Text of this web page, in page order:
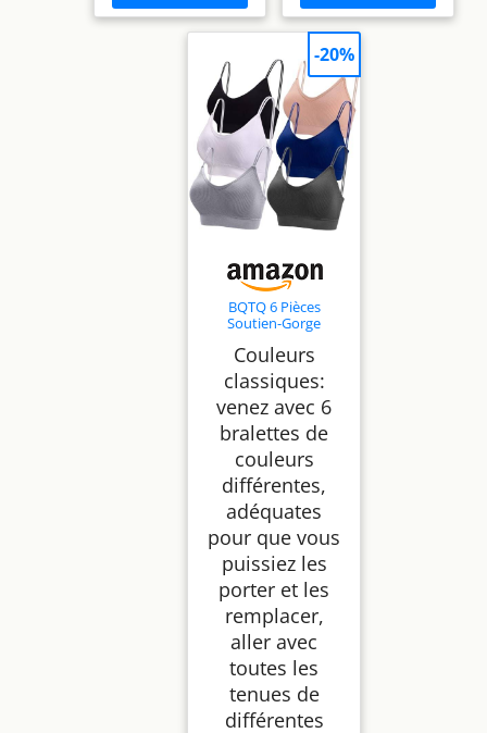
BQTQ 6 Pièces
Soutien-Gorge
pour Femme,
XXL(Gris foncé)
Couleurs
classiques:
venez avec 6
bralettes de
couleurs
différentes,
adéquates
pour que vous
puissiez les
porter et les
remplacer,
aller avec
toutes les
tenues de
différentes
-20%